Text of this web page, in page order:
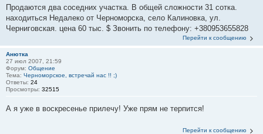
Продаются два соседних участка. В общей сложности 31 сотка.
находиться Недалеко от Черноморска, село Калиновка, ул.
Черниговская. цена 60 тыс. $ Звонить по телефону: +380953655828
Перейти к сообщению
Анютка
27 июл 2007, 21:59
Форум: Общение
Тема: Черноморское, встречай нас !! ;)
Ответы: 24
Просмотры: 32515
А я уже в воскресенье прилечу! Уже прям не терпится!
Перейти к сообщению